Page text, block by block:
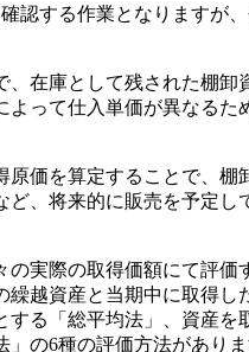
認する作業となりますが
在庫として残された棚
って仕入単価が異なる
価を算定することで、棚
、将来的に販売を予定
実際の取得価額にて評価
越資産と当期中に取得
る「総平均法」、資産
の6種の評価方法がありま